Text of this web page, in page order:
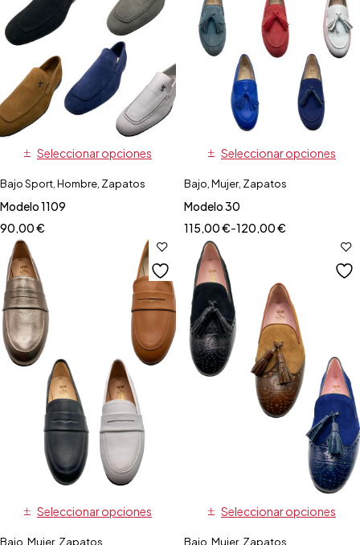
Seleccionar opciones
Bajo Sport Hombre Zapatos
Modelo 1109
90,00€
Seleccionar opciones
Bajo Mujer, Zapatos
Modelo 30
115,00€-120,00€
Seleccionar opciones
Bajo Mujer, Zapatos
Seleccionar opciones
Bajo Mujer, Zapatos